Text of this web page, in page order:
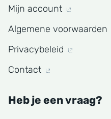
Mijn account
Algemene voorwaarden
Privacybeleid
Contact
Heb je een vraag?